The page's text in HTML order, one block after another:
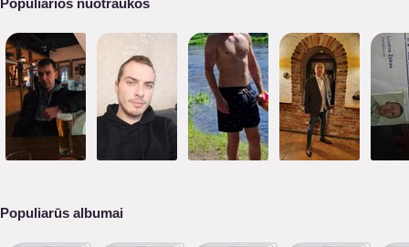
Populiarios nuotraukos
Populiarūs albumai